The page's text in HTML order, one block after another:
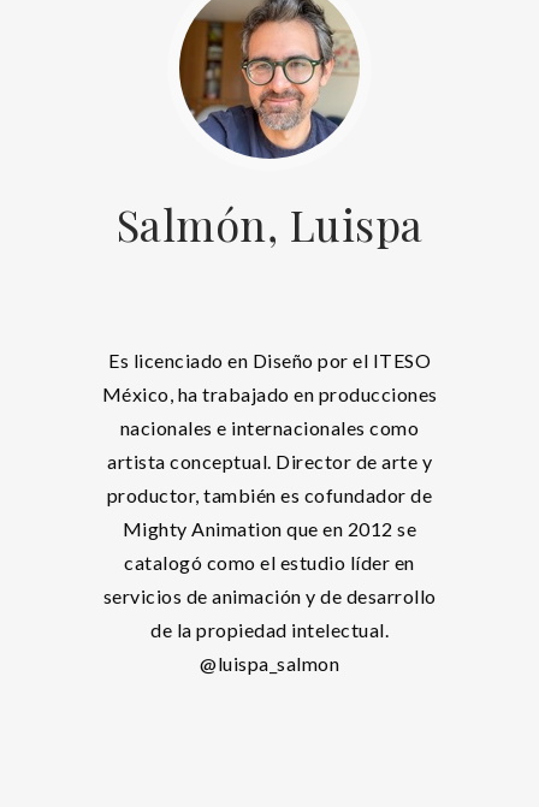
Salmón, Luispa
Es licenciado en Diseño por el ITESO
México, ha trabajado en producciones
nacionales e internacionales como
artista conceptual. Director de arte y
productor, también es cofundador de
Mighty Animation que en 2012 se
catalogó como el estudio líder en
servicios de animación y de desarrollo
de la propiedad intelectual.
@luispa_salmon